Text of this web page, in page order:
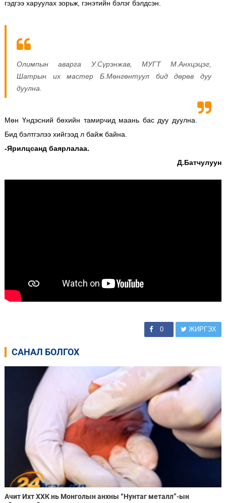
гэдгээ харуулах зорьж, гэнэтийн бэлэг бэлдсэн.
Олимпын аварга У.Сүрэнжав, МУГТ М.Анхцэцэг,
Шатрын их мастер Б.Мөнгөнтуул бид дөрөв дуу
дуулна.
Мөн Үндэсний бөхийн тамирчид маань бас дуу дуулна.
Бид бэлтгэлээ хийгээд л байж байна.
-Ярилцсанд баярлалаа.
Д.Батчулуун
0 ЖИРГЭХ
САНАЛ БОЛГОХ
Ачит Ихт ХХК нь Монголын анхны “Нунтаг металл”-ын